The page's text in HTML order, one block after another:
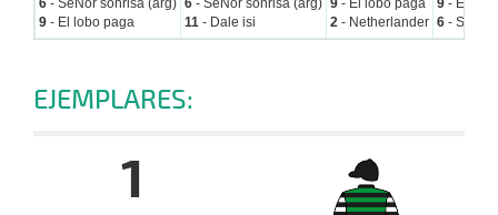
6 - SeÑor sonrisa (arg)
9 - El lobo paga
6 - SeÑor sonrisa (arg)
11 - Dale isi
9 - El lobo paga
2 - Netherlander
9 - El
6 - SeÑor
EJEMPLARES:
1